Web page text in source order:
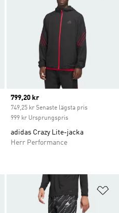
Current price
799,20 kr
749,25 kr Senaste lägsta pris
999 kr Ursprungspris
adidas Crazy Lite-jacka
Herr Performance
Lägg till på önskelistan